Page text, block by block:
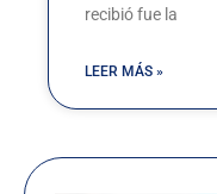
recibió fue la
LEER MÁS »